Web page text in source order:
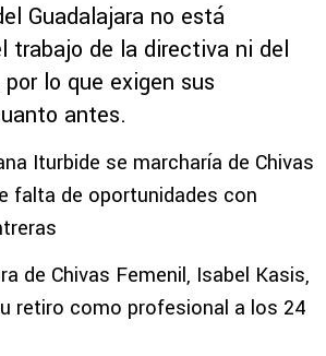
Guadalajara no está
trabajo de la directiva ni del
lo que exigen sus
antes.
Iturbide se marcharía de Chivas
falta de oportunidades con
de Chivas Femenil, Isabel Kasis,
retiro como profesional a los 24